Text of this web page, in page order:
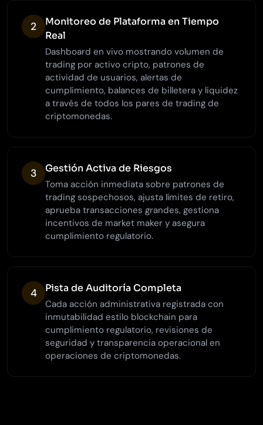
2
Monitoreo de Plataforma en Tiempo
Real
Dashboard en vivo mostrando volumen de
trading por activo cripto, patrones de
actividad de usuarios, alertas de
cumplimiento, balances de billetera y liquidez
a través de todos los pares de trading de
criptomonedas.
3 Gestión Activa de Riesgos
Toma acción inmediata sobre patrones de
trading sospechosos, ajusta límites de retiro,
aprueba transacciones grandes, gestiona
incentivos de market maker y asegura
cumplimiento regulatorio.
4 Pista de Auditoría Completa
Cada acción administrativa registrada con
inmutabilidad estilo blockchain para
cumplimiento regulatorio, revisiones de
seguridad y transparencia operacional en
operaciones de criptomonedas.